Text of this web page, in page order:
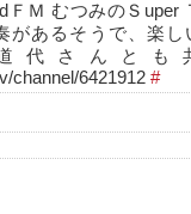
ＦＭ むつみのＳuper
があるそうで、楽
代さんとも
channel/6421912 #